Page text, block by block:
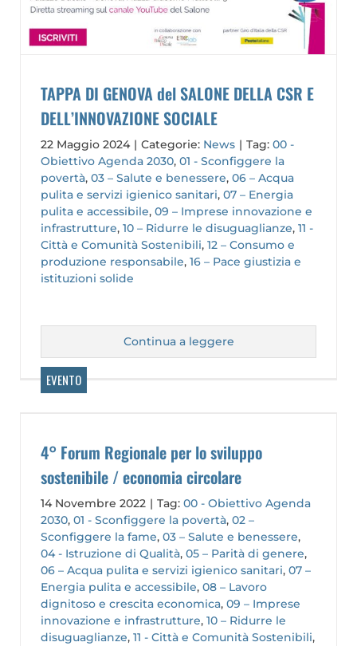
TAPPA DI GENOVA del SALONE DELLA CSR E
DELL’INNOVAZIONE SOCIALE
22 Maggio 2024 | Categorie: News | Tag: 00 -
Obiettivo Agenda 2030, 01 - Sconfiggere la
povertà, 03 – Salute e benessere, 06 – Acqua
pulita e servizi igienico sanitari, 07 – Energia
pulita e accessibile, 09 – Imprese innovazione e
infrastrutture, 10 – Ridurre le disuguaglianze, 11 -
Città e Comunità Sostenibili, 12 – Consumo e
produzione responsabile, 16 – Pace giustizia e
istituzioni solide
Continua a leggere
4° Forum Regionale per lo sviluppo
sostenibile / economia circolare
14 Novembre 2022 | Tag: 00 - Obiettivo Agenda
2030, 01 - Sconfiggere la povertà, 02 –
Sconfiggere la fame, 03 – Salute e benessere,
04 - Istruzione di Qualità, 05 – Parità di genere,
06 – Acqua pulita e servizi igienico sanitari, 07 –
Energia pulita e accessibile, 08 – Lavoro
dignitoso e crescita economica, 09 – Imprese
innovazione e infrastrutture, 10 – Ridurre le
disuguaglianze, 11 - Città e Comunità Sostenibili,